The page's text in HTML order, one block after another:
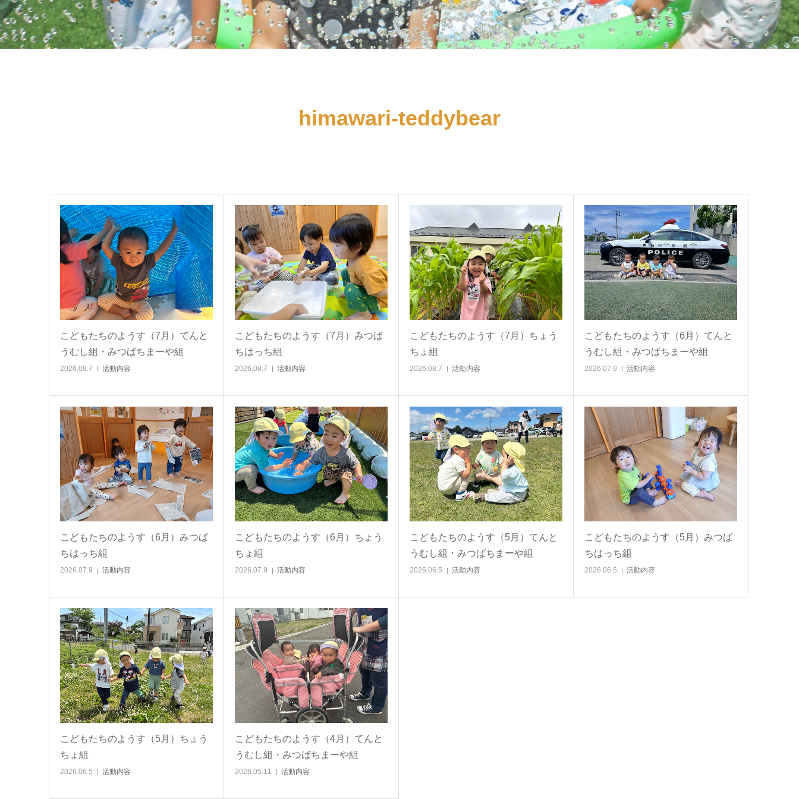
himawari-teddybear
こどもたちのようす（7月）てんと
うむし組・みつばちまーや組
2026.08.7 活動内容
こどもたちのようす（7月）みつば
ちはっち組
2026.08.7 活動内容
こどもたちのようす（7月）ちょう
ちょ組
2026.08.7 活動内容
こどもたちのようす（6月）てんと
うむし組・みつばちまーや組
2026.07.9 活動内容
こどもたちのようす（6月）みつば
ちはっち組
2026.07.9 活動内容
こどもたちのようす（6月）ちょう
ちょ組
2026.07.9 活動内容
こどもたちのようす（5月）てんと
うむし組・みつばちまーや組
2026.06.5 活動内容
こどもたちのようす（5月）みつば
ちはっち組
2026.06.5 活動内容
こどもたちのようす（5月）ちょう
ちょ組
2026.06.5 活動内容
こどもたちのようす（4月）てんと
うむし組・みつばちまーや組
2026.05.11 活動内容